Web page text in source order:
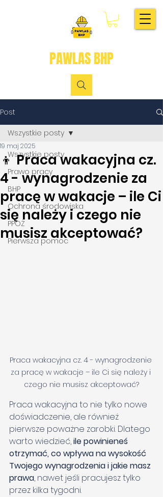
PAWLAS BHP
Post
Wszystkie posty
Prawo pracy
BHP
Ochrona środowiska
PPOŻ
Pierwsza pomoc
Wszystkie posty
👦 Praca wakacyjna cz.
4 - wynagrodzenie za
pracę w wakacje – ile Ci
się należy i czego nie
musisz akceptować?
19 maj 2025
Praca wakacyjna cz. 4 - wynagrodzenie
za pracę w wakacje – ile Ci się należy i
czego nie musisz akceptować?
Praca wakacyjna to nie tylko nowe
doświadczenie, ale również
pierwsze poważne zarobki. Dlatego
warto wiedzieć, ile powinieneś
otrzymać, co wpływa na wysokość
Twojego wynagrodzenia i jakie masz
prawa, nawet jeśli pracujesz tylko
przez kilka tygodni.